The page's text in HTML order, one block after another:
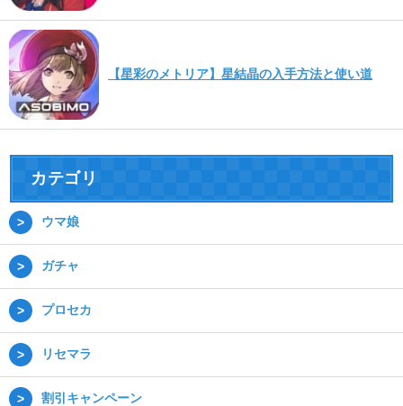
【星彩のメトリア】星結晶の入手方法と使い道
カテゴリ
ウマ娘
ガチャ
プロセカ
リセマラ
割引キャンペーン